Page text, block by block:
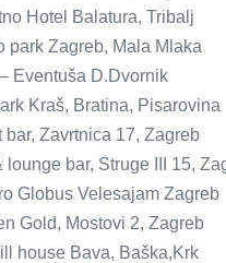
Hotel Balatura, Tribalj
park Zagreb, Mala Mlaka
– Eventuša D.Dvornik
Kraš, Bratina, Pisarovina
bar, Zavrtnica 17, Zagreb
lounge bar, Struge III 15,
Globus Velesajam Zagreb
Gold, Mostovi 2, Zagreb
house Bava, Baška,Krk